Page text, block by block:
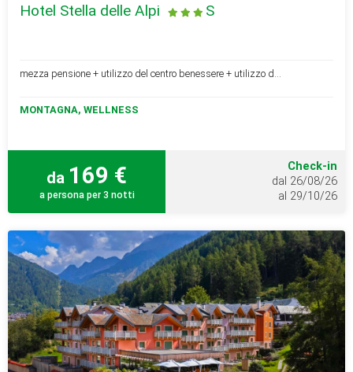
Hotel Stella delle Alpi S
mezza pensione + utilizzo del centro benessere + utilizzo d...
MONTAGNA, WELLNESS
da 169 €
a persona per 3 notti
Check-in
dal 26/08/26
al 29/10/26